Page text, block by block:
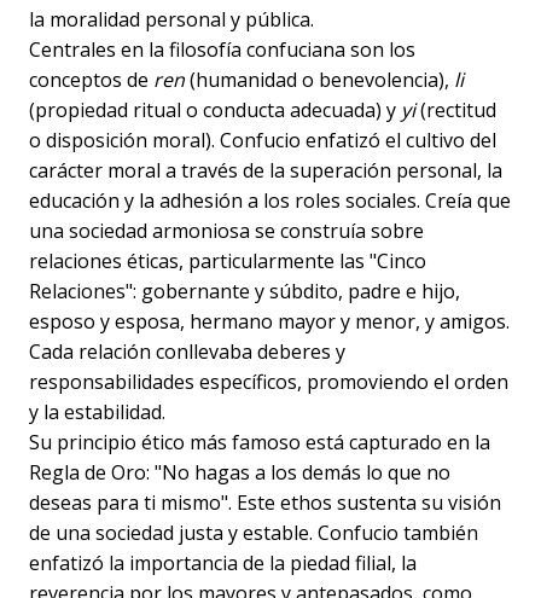
la moralidad personal y pública.
Centrales en la filosofía confuciana son los
conceptos de ren(humanidad o benevolencia), li
(propiedad ritual o conducta adecuada) y yi(rectitud
o disposición moral). Confucio enfatizó el cultivo del
carácter moral a través de la superación personal, la
educación y la adhesión a los roles sociales. Creía que
una sociedad armoniosa se construía sobre
relaciones éticas, particularmente las "Cinco
Relaciones": gobernante y súbdito, padre e hijo,
esposo y esposa, hermano mayor y menor, y amigos.
Cada relación conllevaba deberes y
responsabilidades específicos, promoviendo el orden
y la estabilidad.
Su principio ético más famoso está capturado en la
Regla de Oro: "No hagas a los demás lo que no
deseas para ti mismo". Este ethos sustenta su visión
de una sociedad justa y estable. Confucio también
enfatizó la importancia de la piedad filial, la